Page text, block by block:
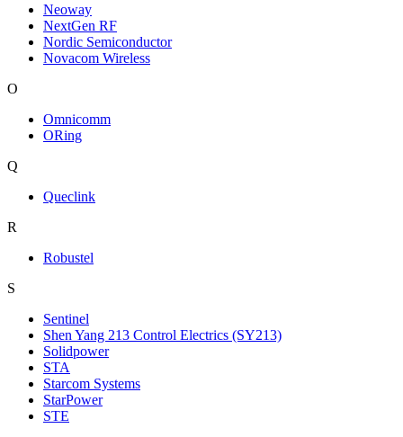
Neoway
NextGen RF
Nordic Semiconductor
Novacom Wireless
O
Omnicomm
ORing
Q
Queclink
R
Robustel
S
Sentinel
Shen Yang 213 Control Electrics (SY213)
Solidpower
STA
Starcom Systems
StarPower
STE